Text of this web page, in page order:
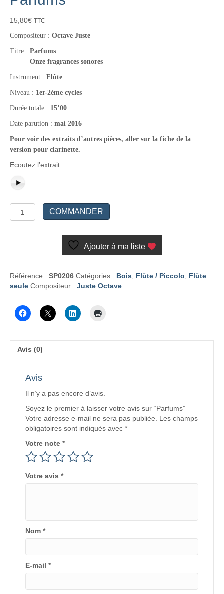
15,80€ TTC
Compositeur : Octave Juste
Titre : Parfums
Onze fragrances sonores
Instrument : Flûte
Niveau : 1er-2ème cycles
Durée totale : 15’00
Date parution : mai 2016
Pour voir des extraits d’autres pièces, aller sur la fiche de la
version pour clarinette.
Ecoutez l’extrait:
de
COMMANDER
Ajouter à ma liste
Référence : SP0206 Catégories : Bois Flûte / Piccolo
Flûte
seule Compositeur : Juste Octave
Avis (0)
Avis
Il n’y a pas encore d’avis.
Soyez le premier à laisser votre avis sur “Parfums”
Votre adresse e-mail ne sera pas publiée.
Les champs
obligatoires sont indiqués avec *
Votre note *
Votre avis *
Nom *
E-mail *